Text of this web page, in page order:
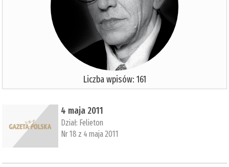
Liczba wpisów: 161
4 maja 2011
Dział: Felieton
Nr 18 z 4 maja 2011